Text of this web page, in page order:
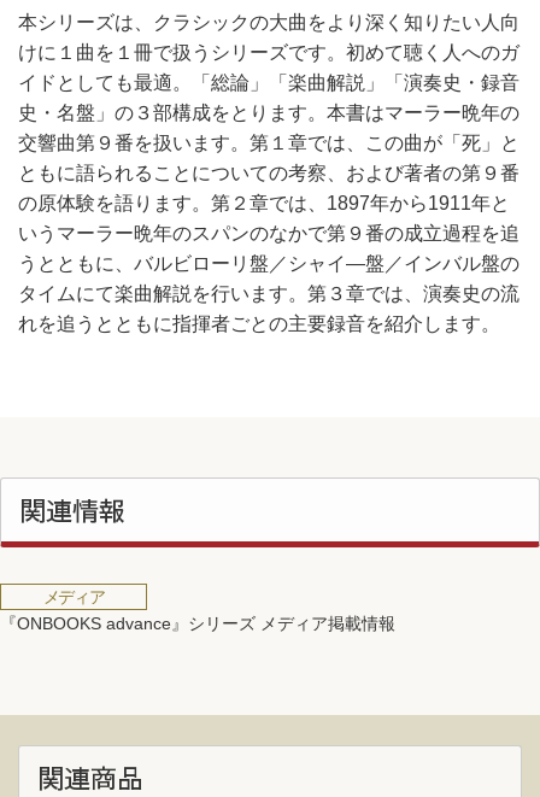
本シリーズは、クラシックの大曲をより深く知りたい人向
けに１曲を１冊で扱うシリーズです。初めて聴く人へのガ
イドとしても最適。「総論」「楽曲解説」「演奏史・録音
史・名盤」の３部構成をとります。本書はマーラー晩年の
交響曲第９番を扱います。第１章では、この曲が「死」と
ともに語られることについての考察、および著者の第９番
の原体験を語ります。第２章では、1897年から1911年と
いうマーラー晩年のスパンのなかで第９番の成立過程を追
うとともに、バルビローリ盤／シャイ―盤／インバル盤の
タイムにて楽曲解説を行います。第３章では、演奏史の流
れを追うとともに指揮者ごとの主要録音を紹介します。
関連情報
メディア
『ONBOOKS advance』シリーズ メディア掲載情報
関連商品